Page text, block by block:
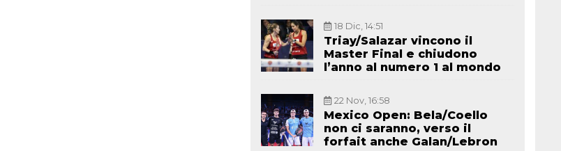
18 Dic, 14:51
Triay/Salazar vincono il
Master Final e chiudono
l’anno al numero 1 al mondo
22 Nov, 16:58
Mexico Open: Bela/Coello
non ci saranno, verso il
forfait anche Galan/Lebron